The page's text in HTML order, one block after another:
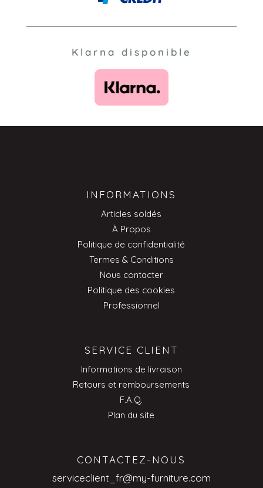
Klarna disponible
INFORMATIONS
Articles soldés
À Propos
Politique de confidentialité
Termes & Conditions
Nous contacter
Politique des cookies
Professionnel
SERVICE CLIENT
Informations de livraison
Retours et remboursements
F.A.Q.
Plan du site
CONTACTEZ-NOUS
serviceclient_fr@my-furniture.com